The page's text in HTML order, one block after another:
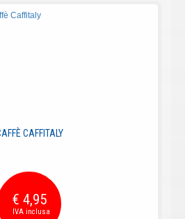
CAFFITALY
€ 4,95